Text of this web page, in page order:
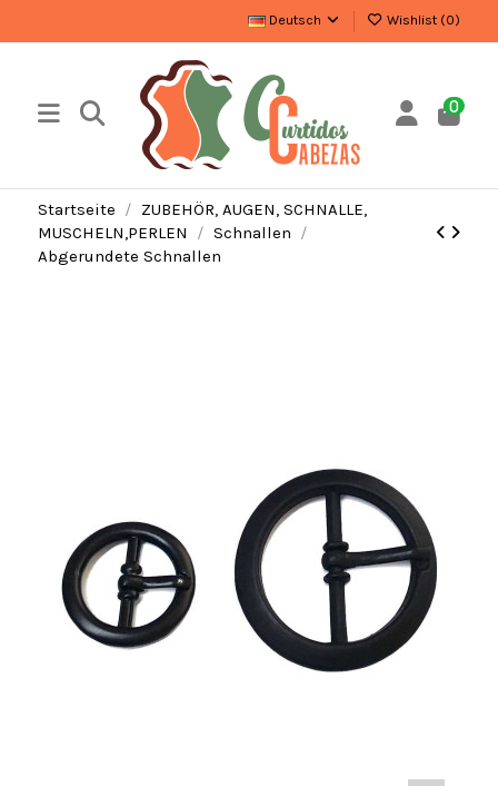
Deutsch Wishlist (0)
0
Startseite
ZUBEHÖR, AUGEN, SCHNALLE,
MUSCHELN,PERLEN
Schnallen
Abgerundete Schnallen